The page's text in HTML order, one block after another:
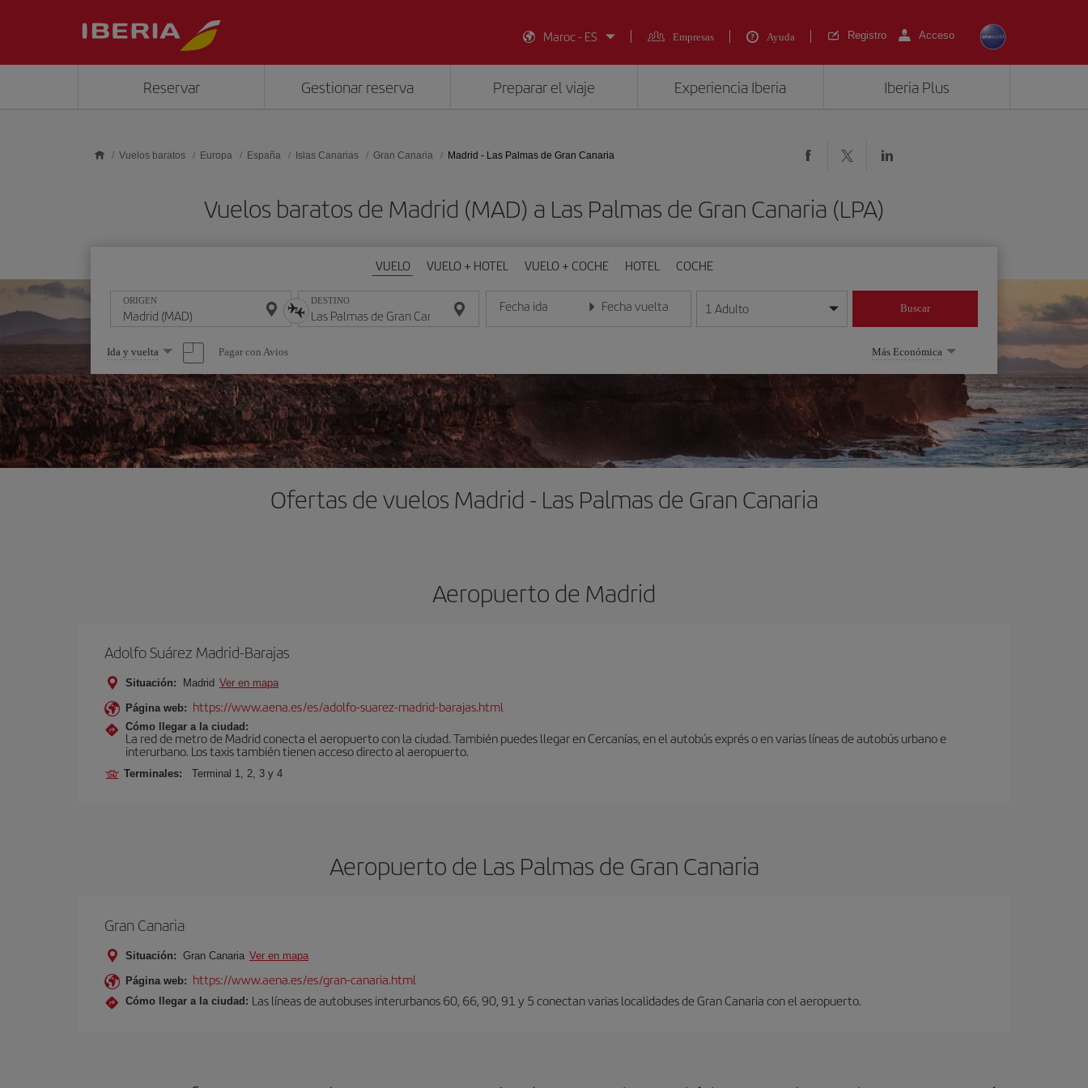
Maroc - ES
Empresas Ayuda Registro Acceso
Reservar Gestionar reserva Preparar el viaje Experiencia Iberia Iberia Plus
Vuelos baratos Europa España Islas Canarias Gran Canaria Madrid - Las Palmas de Gran Canaria
Vuelos baratos de Madrid (MAD) a Las Palmas de Gran Canaria (LPA)
VUELO VUELO + HOTEL VUELO + COCHE HOTEL COCHE
ORIGEN DESTINO Fecha ida
Introduce la fecha en formato día/mes/año
Fecha vuelta
Introduce la fecha en formato día/mes/año
1 Adulto Buscar
Seleccione
una
opción
Ida y vuelta Pagar con Avios Más Económica
Ofertas de vuelos Madrid - Las Palmas de Gran Canaria
Aeropuerto de Madrid
Adolfo Suárez Madrid-Barajas
Situación: Madrid Ver en mapa
Página web: https://www.aena.es/es/adolfo-suarez-madrid-barajas.html
Cómo llegar a la ciudad:
La red de metro de Madrid conecta el aeropuerto con la ciudad. También puedes llegar en Cercanías, en el autobús exprés o en varias líneas de autobús urbano e
interurbano. Los taxis también tienen acceso directo al aeropuerto.
Terminales: Terminal 1, 2, 3 y 4
Aeropuerto de Las Palmas de Gran Canaria
Gran Canaria
Situación: Gran Canaria Ver en mapa
Página web: https://www.aena.es/es/gran-canaria.html
Cómo llegar a la ciudad: Las líneas de autobuses interurbanos 60, 66, 90, 91 y 5 conectan varias localidades de Gran Canaria con el aeropuerto.